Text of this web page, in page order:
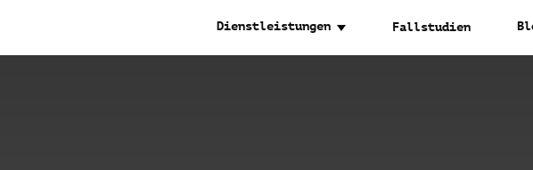
Dienstleistungen Fallstudien